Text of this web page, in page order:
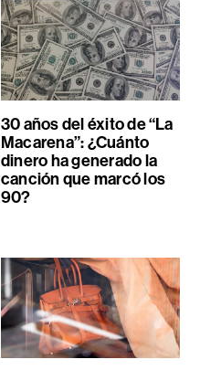
30 años del éxito de “La
Macarena”: ¿Cuánto
dinero ha generado la
canción que marcó los
90?